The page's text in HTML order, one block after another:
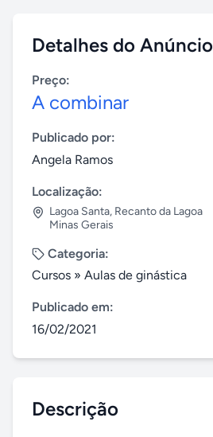
Detalhes do Anúncio
Preço:
A combinar
Publicado por:
Angela Ramos
Localização:
Lagoa Santa, Recanto da Lagoa
Minas Gerais
Categoria:
Cursos » Aulas de ginástica
Publicado em:
16/02/2021
Descrição